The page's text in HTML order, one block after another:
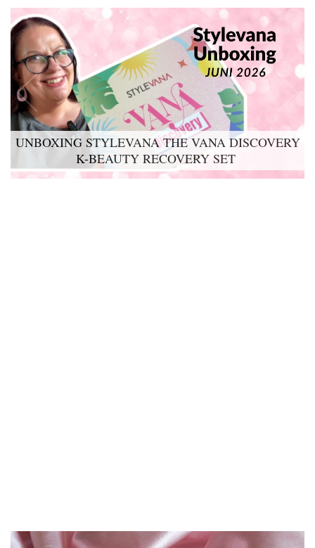
UNBOXING STYLEVANA THE VANA DISCOVERY
K-BEAUTY RECOVERY SET